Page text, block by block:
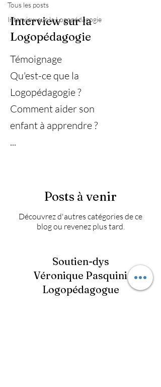
Tous les posts
Interview sur la Logopédagogie
Interview sur la
Logopédagogie
Témoignage
Qu'est-ce que la
Logopédagogie ?
Comment aider son
enfant à apprendre ?
...
Posts à venir
Découvrez d'autres catégories de ce
blog ou revenez plus tard.
Soutien-dys
Véronique Pasquini
Logopédagogue